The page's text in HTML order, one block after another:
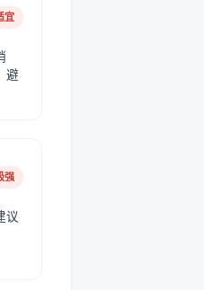
宜
避
强
议